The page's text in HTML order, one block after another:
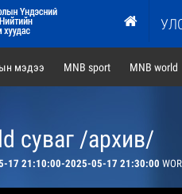
мэдээ MNB sport MNB world
суваг /архив/
17 21:10:00-2025-05-17 21:30:00